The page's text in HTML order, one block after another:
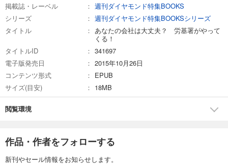
掲載誌・レーベル
週刊ダイヤモンド特集BOOKS
シリーズ
週刊ダイヤモンド特集BOOKSシリーズ
タイトル
あなたの会社は大丈夫？ 労基署がやって
くる！
タイトルID
341697
電子版発売日
2015年10月26日
コンテンツ形式
EPUB
サイズ(目安)
18MB
閲覧環境
作品・作者をフォローする
新刊やセール情報をお知らせします。